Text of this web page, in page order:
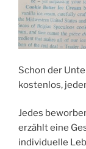
Schon der
kostenlos,
Jedes
erzählt eine
individuelle